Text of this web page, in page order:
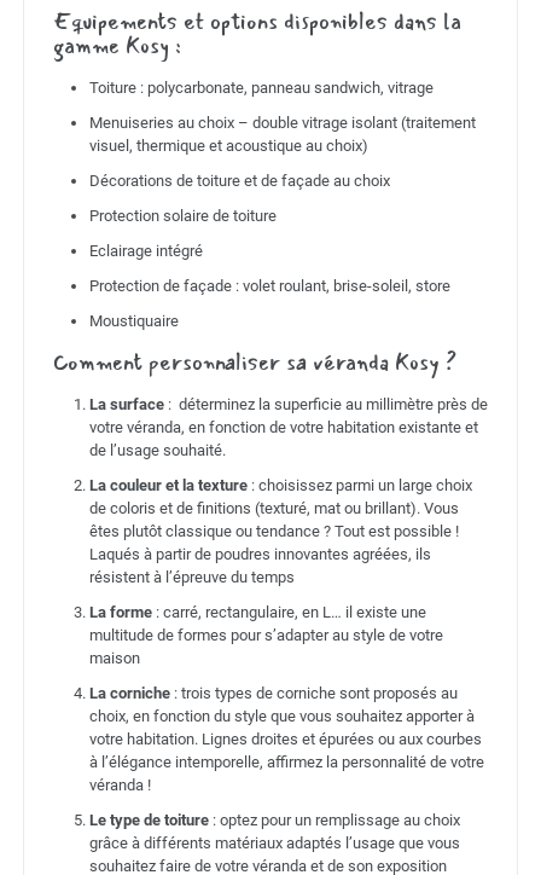
Equipements et options disponibles dans la
gamme Kosy :
Toiture : polycarbonate, panneau sandwich, vitrage
Menuiseries au choix – double vitrage isolant (traitement
visuel, thermique et acoustique au choix)
Décorations de toiture et de façade au choix
Protection solaire de toiture
Eclairage intégré
Protection de façade : volet roulant, brise-soleil, store
Moustiquaire
Comment personnaliser sa véranda Kosy ?
La surface: déterminez la superficie au millimètre près de
votre véranda, en fonction de votre habitation existante et
de l’usage souhaité.
La couleur et la texture: choisissez parmi un large choix
de coloris et de finitions (texturé, mat ou brillant). Vous
êtes plutôt classique ou tendance ? Tout est possible !
Laqués à partir de poudres innovantes agréées, ils
résistent à l’épreuve du temps
La forme: carré, rectangulaire, en L… il existe une
multitude de formes pour s’adapter au style de votre
maison
La corniche: trois types de corniche sont proposés au
choix, en fonction du style que vous souhaitez apporter à
votre habitation. Lignes droites et épurées ou aux courbes
à l’élégance intemporelle, affirmez la personnalité de votre
véranda !
Le type de toiture: optez pour un remplissage au choix
grâce à différents matériaux adaptés l’usage que vous
souhaitez faire de votre véranda et de son exposition